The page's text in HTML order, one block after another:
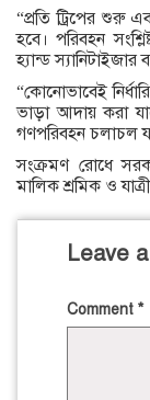
“প্রতি ট্রিপের শুরু
হবে। পরিবহন
হ্যান্ড স্যানিটাইজার
“কোনোভাবেই
ভাড়া আদায় করা
গণপরিবহন চলাচল
সংক্রমণ রোধে
মালিক শ্রমিক ও
Leave
Comment *